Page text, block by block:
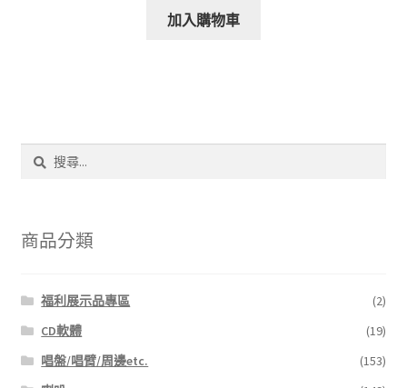
加入購物車
字:
商品分類
福利展示品專區
(2)
CD軟體
(19)
唱盤/唱臂/周邊etc.
(153)